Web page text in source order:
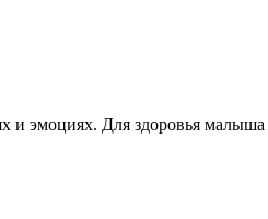
эмоциях. Для здоровья малыша